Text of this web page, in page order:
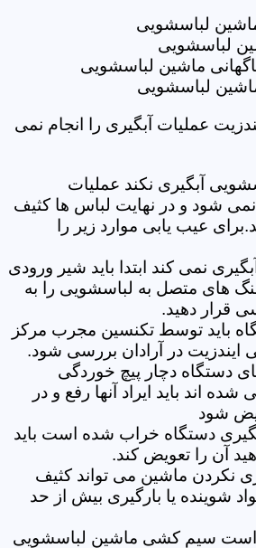
لباسشویی
لباسشویی
ماشین لباسشویی
لباسشویی
عملیات آبگیری را انجام نمی
آبگیری نکند عملیات
شود و در نهایت لباس ها کثیف
عیب یابی موارد زیر را
نمی کند ابتدا باید شیر ورودی
های متصل به لباسشویی را به
قرار دهید.
باید توسط تکنسین مجرب مرکز
ایندزیت در آرادان بررسی شود.
دستگاه دچار پیچ خوردگی
اند باید ایراد آنها رفع و در
شود
دستگاه خراب شده است باید
آن را تعویض کند.
نکردن ماشین می تواند کثیف
شوینده یا بارگیری بیش از حد
سیم کشی ماشین لباسشویی